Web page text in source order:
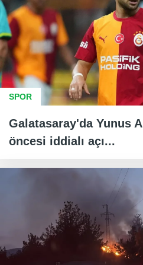
SPOR
Galatasaray'da Yunus
öncesi iddialı açı...